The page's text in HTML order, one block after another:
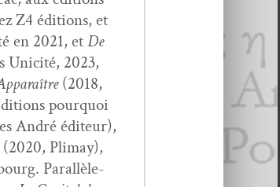
Z4 édi­tions, et
en 2021, etDe
Unic­ité, 2023,
(2018,
pourquoi
André édi­teur),
Pli­may),
Par­al­lèle­